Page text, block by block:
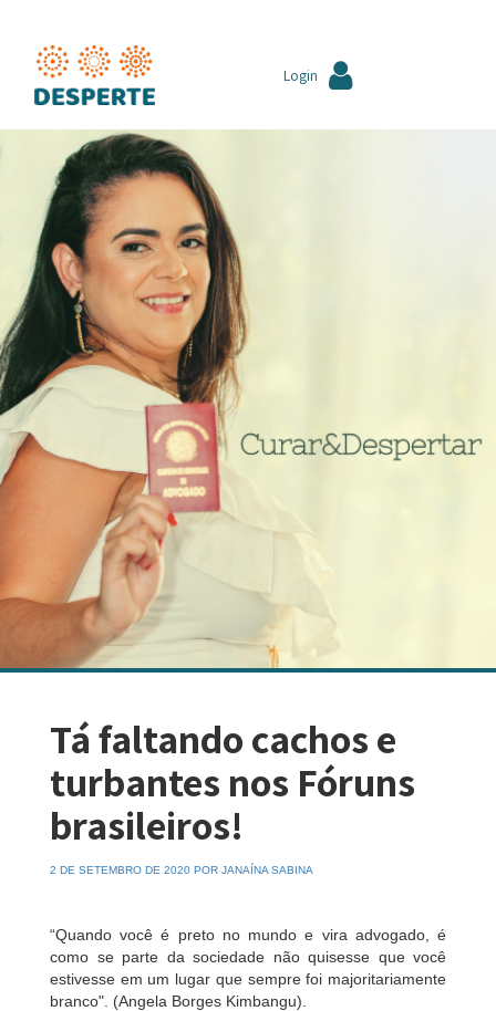
Login
Tá faltando cachos e
turbantes nos Fóruns
brasileiros!
2 DE SETEMBRO DE 2020 POR JANAÍNA SABINA
“Quando você é preto no mundo e vira advogado, é
como se parte da sociedade não quisesse que você
estivesse em um lugar que sempre foi majoritariamente
branco". (Angela Borges Kimbangu).